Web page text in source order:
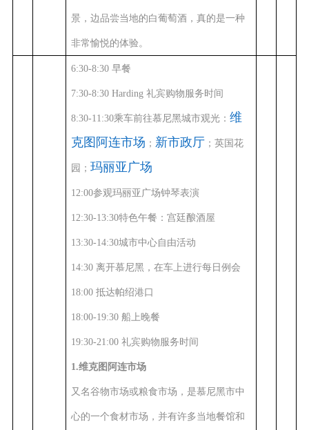
景，边品尝当地的白葡萄酒，真的是一种
非常愉悦的体验。
6:30-8:30 早餐
7:30-8:30 Harding 礼宾购物服务时间
8:30-11:30乘车前往慕尼黑城市观光： 维
克图阿连市场 ； 新市政厅 ；英国花
园； 玛丽亚广场
12:00参观玛丽亚广场钟琴表演
12:30-13:30特色午餐： 宫廷酿酒屋
13:30-14:30城市中心自由活动
14:30 离开慕尼黑，在车上进行每日例会
18:00 抵达帕绍港口
18:00-19:30 船上晚餐
19:30-21:00 礼宾购物服务时间
1.维克图阿连市场
又名谷物市场或粮食市场，是慕尼黑市中
心的一个食材市场，并有许多当地餐馆和